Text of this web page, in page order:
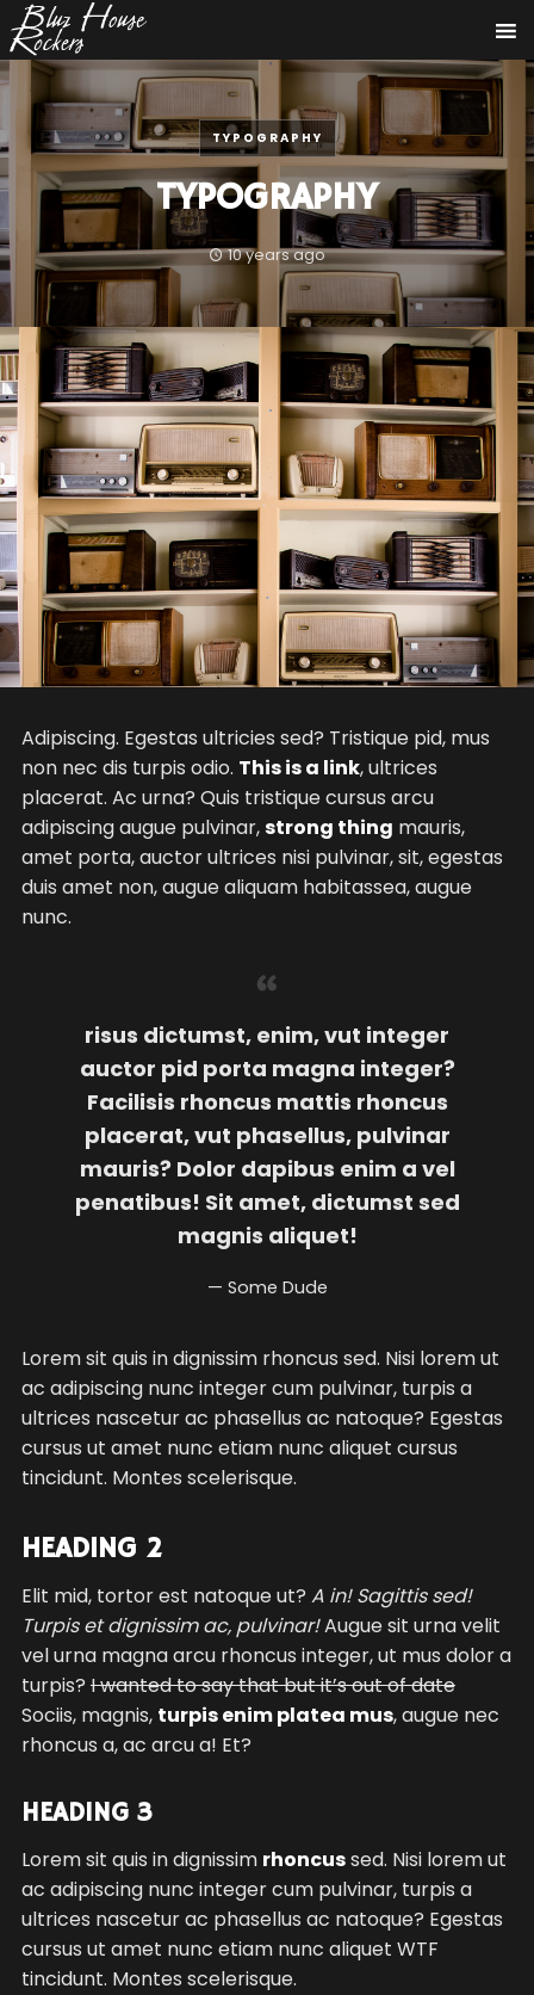
TYPOGRAPHY
TYPOGRAPHY
10 years ago
Adipiscing. Egestas ultricies sed? Tristique pid, mus
non nec dis turpis odio. This is a link, ultrices
placerat. Ac urna? Quis tristique cursus arcu
adipiscing augue pulvinar,strong thing mauris,
amet porta, auctor ultrices nisi pulvinar, sit, egestas
duis amet non, augue aliquam habitassea, augue
nunc.
risus dictumst, enim, vut integer
auctor pid porta magna integer?
Facilisis rhoncus mattis rhoncus
placerat, vut phasellus, pulvinar
mauris? Dolor dapibus enim a vel
penatibus! Sit amet, dictumst sed
magnis aliquet!
Some Dude
Lorem sit quis in dignissim rhoncus sed. Nisi lorem ut
ac adipiscing nunc integer cum pulvinar, turpis a
ultrices nascetur ac phasellus ac natoque? Egestas
cursus ut amet nunc etiam nunc aliquet cursus
tincidunt. Montes scelerisque.
HEADING 2
Elit mid, tortor est natoque ut? A in! Sagittis sed!
Turpis et dignissim ac, pulvinar!Augue sit urna velit
vel urna magna arcu rhoncus integer, ut mus dolor a
turpis? I wanted to say that but it’s out of date
Sociis, magnis, turpis enim platea mus, augue nec
rhoncus a, ac arcu a! Et?
HEADING 3
Lorem sit quis in dignissim rhoncussed. Nisi lorem ut
ac adipiscing nunc integer cum pulvinar, turpis a
ultrices nascetur ac phasellus ac natoque? Egestas
cursus ut amet nunc etiam nunc aliquet WTF
tincidunt. Montes scelerisque.